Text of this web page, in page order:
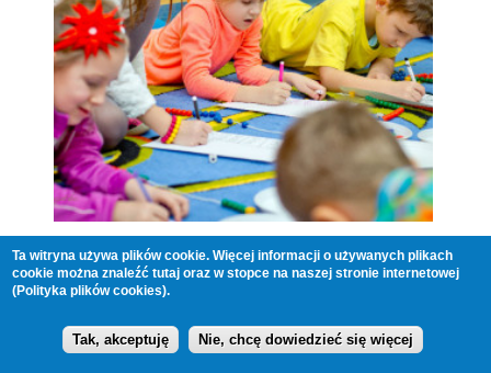
Ta witryna używa plików cookie. Więcej informacji o używanych plikach
cookie można znaleźćtutaj oraz w stopce na naszej stronie internetowej
(Polityka plików cookies).
Tak, akceptuję Nie, chcę dowiedzieć się więcej